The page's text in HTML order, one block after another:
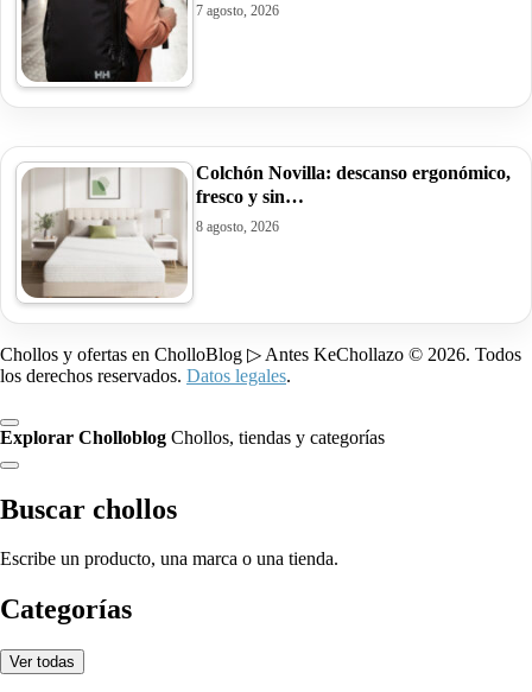
7 agosto, 2026
Colchón Novilla: descanso ergonómico,
fresco y sin…
8 agosto, 2026
Chollos y ofertas en CholloBlog ▷ Antes KeChollazo © 2026. Todos
los derechos reservados. Datos legales.
Explorar Cholloblog Chollos, tiendas y categorías
Buscar chollos
Escribe un producto, una marca o una tienda.
Categorías
Ver todas